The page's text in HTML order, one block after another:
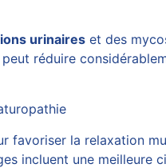
urinaires et des
réduire
favoriser la relaxation
incluent une meilleure